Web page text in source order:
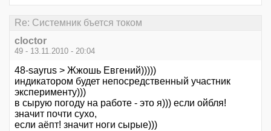
Re: Системник бъется током
cloctor
49 - 13.11.2010 - 20:04
48-sayrus > Жжошь Евгений)))))
индикатором будет непосредственный участник
эксперименту)))
в сырую погоду на работе - это я))) если ойбля!
значит почти сухо,
если аёпт! значит ноги сырые)))